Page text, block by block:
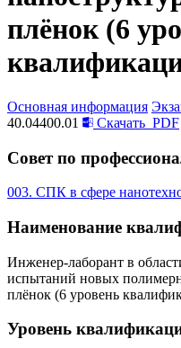
плёнок (6
Основная информация
40.04400.01
Скачать PDF
Совет по
003. СПК в сфере
Наименование
Инженер-лаборант в
испытаний новых
плёнок (6 уровень
Уровень